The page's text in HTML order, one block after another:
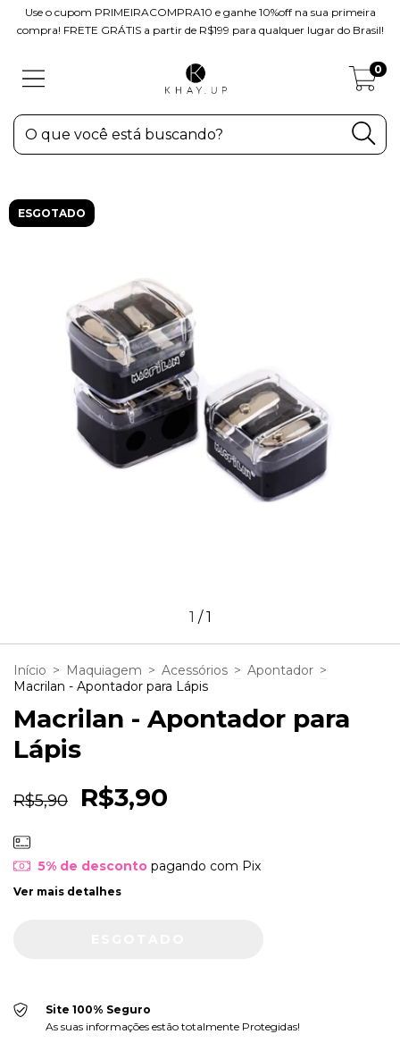
Use o cupom PRIMEIRACOMPRA10 e ganhe 10%off na sua primeira
compra! FRETE GRÁTIS a partir de R$199 para qualquer lugar do Brasil!
0
ESGOTADO
1 /1
Início > Maquiagem > Acessórios > Apontador >
Macrilan - Apontador para Lápis
Macrilan - Apontador para
Lápis
R$5,90 R$3,90
5% de descontopagando com Pix
Ver mais detalhes
Site 100% Seguro
As suas informações estão totalmente Protegidas!